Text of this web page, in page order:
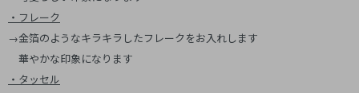
・フレーク
→金箔のようなキラキラしたフレークをお入れします
華やかな印象になります
・タッセル